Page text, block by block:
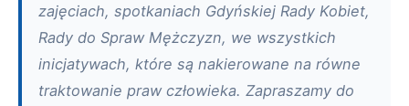
zajęciach, spotkaniach Gdyńskiej Rady Kobiet,
Rady do Spraw Mężczyzn, we wszystkich
inicjatywach, które są nakierowane na równe
traktowanie praw człowieka. Zapraszamy do